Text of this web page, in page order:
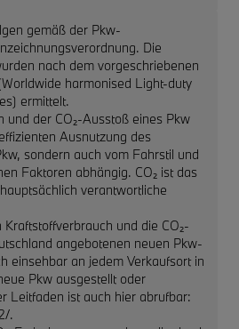
gemäß der Pkw-
Die
nach dem vorgeschriebenen
harmonised Light-duty
ermittelt.
und der CO₂-Ausstoß eines Pkw
Ausnutzung des
sondern auch vom Fahrstil und
Faktoren abhängig. CO₂ ist das
verantwortliche
und die CO₂-
angebotenen neuen Pkw-
einsehbar an jedem Verkaufsort in
Pkw ausgestellt oder
Leitfaden ist auch hier abrufbar:
.